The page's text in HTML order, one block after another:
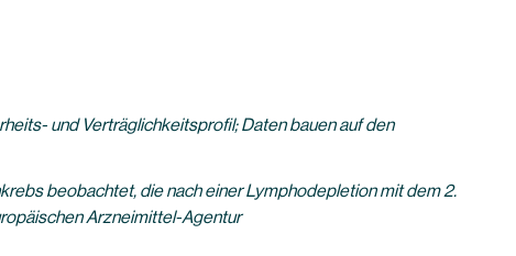
und Verträglichkeitsprofil; Daten bauen auf den
beobachtet, die nach einer Lymphodepletion mit dem 2.
Arzneimittel-Agentur